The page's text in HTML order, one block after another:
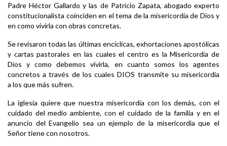
Padre Héctor Gallardo y las de Patricio Zapata, abogado experto
constitucionalista coinciden en el tema de la misericordia de Dios y
en como vivirla con obras concretas.
Se revisaron todas las últimas encíclicas, exhortaciones apostólicas
y cartas pastorales en las cuales el centro es la Misericordia de
Dios y como debemos vivirla, en cuanto somos los agentes
concretos a través de los cuales DIOS transmite su misericordia
a los que más sufren.
La iglesia quiere que nuestra misericordia con los demás, con el
cuidado del medio ambiente, con el cuidado de la familia y en el
anuncio del Evangelio sea un ejemplo de la misericordia que el
Señor tiene con nosotros.